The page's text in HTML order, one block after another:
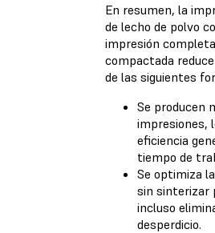
En resumen, la
de lecho de polvo
impresión
compactada
de las siguientes
Se producen
impresiones,
eficiencia
tiempo de
Se optimiza
sin sinterizar
incluso
desperdicio.